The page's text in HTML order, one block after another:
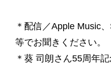
＊配信／Apple Music
等でお聞きください。
＊葵 司朗さん55周年